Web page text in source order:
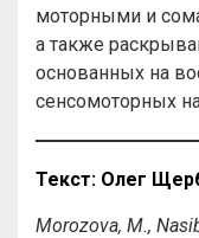
моторными и
а также
основанных на
сенсомоторных
Текст: Олег
Morozova, M.,